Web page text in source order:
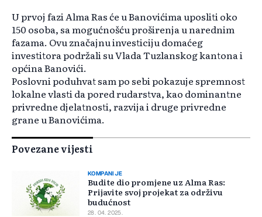
U prvoj fazi Alma Ras će u Banovićima uposliti oko
150 osoba, sa mogućnošću proširenja u narednim
fazama. Ovu značajnu investiciju domaćeg
investitora podržali su Vlada Tuzlanskog kantona i
općina Banovići.
Poslovni poduhvat sam po sebi pokazuje spremnost
lokalne vlasti da pored rudarstva, kao dominantne
privredne djelatnosti, razvija i druge privredne
grane u Banovićima.
Povezane vijesti
KOMPANIJE
Budite dio promjene uz Alma Ras:
Prijavite svoj projekat za održivu
budućnost
28. 04. 2025.